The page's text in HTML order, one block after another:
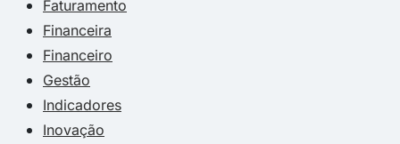
Faturamento
Financeira
Financeiro
Gestão
Indicadores
Inovação